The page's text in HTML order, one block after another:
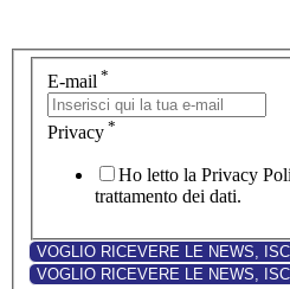
E-mail *
Privacy *
Ho letto la Privacy
trattamento dei dati.